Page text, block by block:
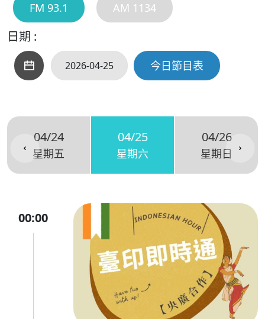
FM 93.1 AM 1134
日期 :
今日節目表
04/24
星期五
04/25
星期六
04/26
星期日
00:00